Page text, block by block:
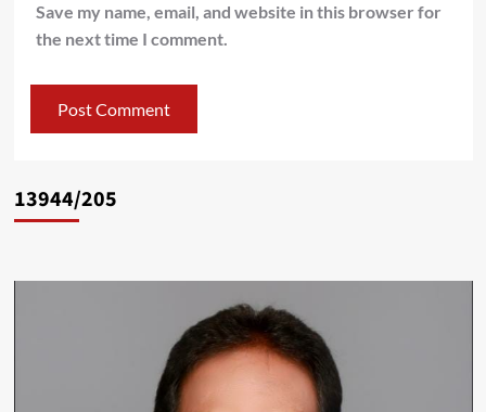
Save my name, email, and website in this browser for
the next time I comment.
13944/205